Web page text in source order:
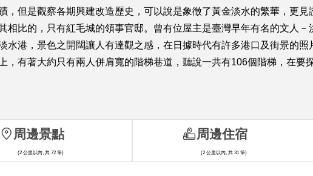
，但是觀察各期興建改造歷史，可以說是象徵了黃金淡水的繁華，更
相比的，只有紅毛城的領事官邸。曾有位屋主是臺灣早年有名的文人
水港，景色之開闊讓人有達觀之感，在日據時代有許多港口及街景的
有著大約只有兩人併肩寬的階梯巷道，聽說一共有106個階梯，在要
周邊景點
(2 公里以內, 共 72 筆)
周邊住宿
(2 公里以內, 共 31 筆)